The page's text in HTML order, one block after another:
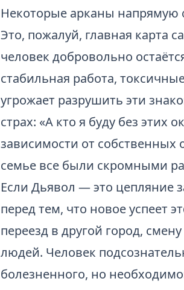
Некоторые арканы напрямую
Это, пожалуй, главная карта
человек добровольно
стабильная работа,
угрожает разрушить эти
страх: «А кто я буду без этих
зависимости от
семье все были скромными
Если Дьявол — это цепляние
перед тем, что новое успеет
переезд в другой город,
людей. Человек
болезненного, но